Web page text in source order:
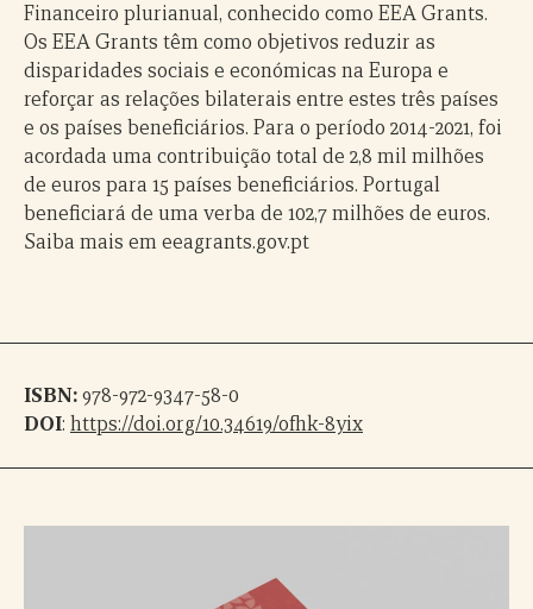
Financeiro plurianual, conhecido como EEA Grants.
Os EEA Grants têm como objetivos reduzir as
disparidades sociais e económicas na Europa e
reforçar as relações bilaterais entre estes três países
e os países beneficiários. Para o período 2014-2021, foi
acordada uma contribuição total de 2,8 mil milhões
de euros para 15 países beneficiários. Portugal
beneficiará de uma verba de 102,7 milhões de euros.
Saiba mais em eeagrants.gov.pt
ISBN:978-972-9347-58-0
DOI: https://doi.org/10.34619/ofhk-8yix